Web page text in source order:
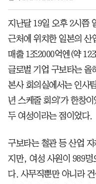
지난달 19일 오후 2시쯤
근처에 위치한 일본의 산
매출 1조2000억엔(약 12
글로벌 기업 구보타는 올
본사 회의실에서는 인사
년 스케줄 회의'가 한창
두 여성이라는 점이었다.
구보타는 철관 등 산업
지만, 여성 사원이 989
다. 사무직뿐만 아니라